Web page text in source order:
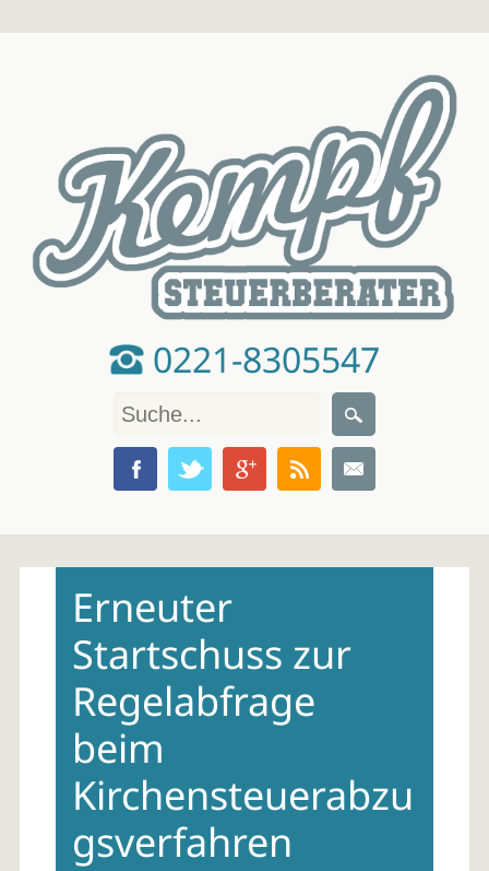
0221-8305547
contentErneuter
Startschuss zur
Regelabfrage
beim
Kirchensteuerabzu
gsverfahren